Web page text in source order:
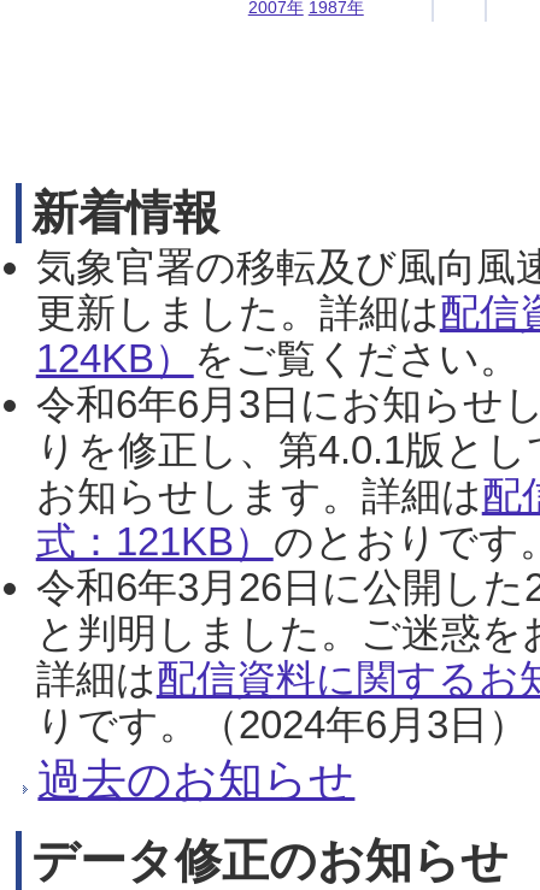
2007年 1987年
新着情報
気象官署の移転及び風向風
更新しました。詳細は配信
124KB） をご覧ください。
令和6年6月3日にお知らせ
りを修正し、第4.0.1版と
お知らせします。詳細は配
式：121KB） のとおりです
令和6年3月26日に公開し
と判明しました。ご迷惑
詳細は配信資料に関するお
りです。（2024年6月3日）
過去のお知らせ
データ修正のお知らせ